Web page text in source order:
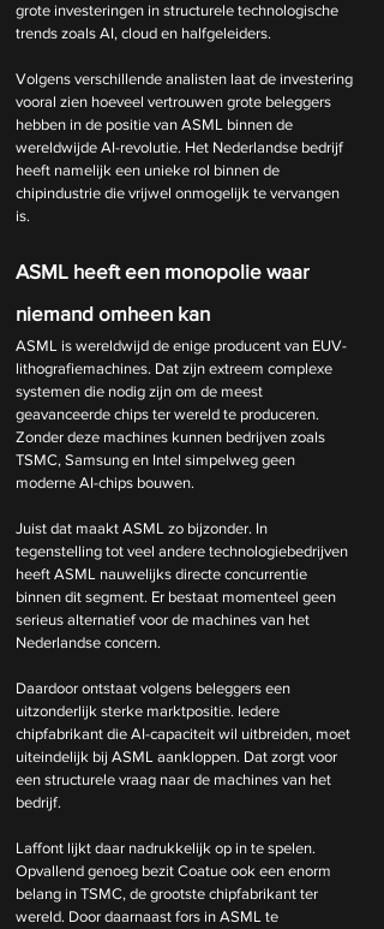
grote investeringen in structurele technologische
trends zoals AI, cloud en halfgeleiders.
Volgens verschillende analisten laat de investering
vooral zien hoeveel vertrouwen grote beleggers
hebben in de positie van ASML binnen de
wereldwijde AI-revolutie. Het Nederlandse bedrijf
heeft namelijk een unieke rol binnen de
chipindustrie die vrijwel onmogelijk te vervangen
is.
ASML heeft een monopolie waar
niemand omheen kan
ASML is wereldwijd de enige producent van EUV-
lithografiemachines. Dat zijn extreem complexe
systemen die nodig zijn om de meest
geavanceerde chips ter wereld te produceren.
Zonder deze machines kunnen bedrijven zoals
TSMC, Samsung en Intel simpelweg geen
moderne AI-chips bouwen.
Juist dat maakt ASML zo bijzonder. In
tegenstelling tot veel andere technologiebedrijven
heeft ASML nauwelijks directe concurrentie
binnen dit segment. Er bestaat momenteel geen
serieus alternatief voor de machines van het
Nederlandse concern.
Daardoor ontstaat volgens beleggers een
uitzonderlijk sterke marktpositie. Iedere
chipfabrikant die AI-capaciteit wil uitbreiden, moet
uiteindelijk bij ASML aankloppen. Dat zorgt voor
een structurele vraag naar de machines van het
bedrijf.
Laffont lijkt daar nadrukkelijk op in te spelen.
Opvallend genoeg bezit Coatue ook een enorm
belang in TSMC, de grootste chipfabrikant ter
wereld. Door daarnaast fors in ASML te